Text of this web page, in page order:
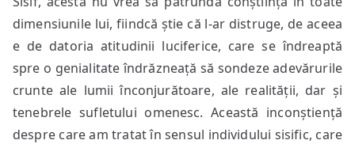
dimensiunile lui, fiindcă știe că l-ar distruge, de aceea
e de datoria atitudinii luciferice, care se îndreaptă
spre o genialitate îndrăzneață să sondeze adevărurile
crunte ale lumii înconjurătoare, ale realității, dar și
tenebrele sufletului omenesc. Această inconștiență
despre care am tratat în sensul individului sisific, care